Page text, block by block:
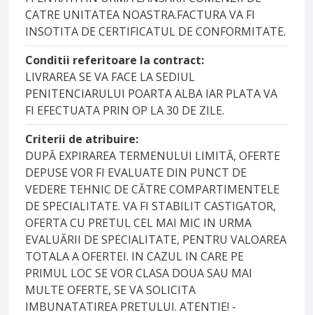
CATRE UNITATEA NOASTRA.FACTURA VA FI
INSOTITA DE CERTIFICATUL DE CONFORMITATE.
Conditii referitoare la contract:
LIVRAREA SE VA FACE LA SEDIUL
PENITENCIARULUI POARTA ALBA IAR PLATA VA
FI EFECTUATA PRIN OP LA 30 DE ZILE.
Criterii de atribuire:
DUPĂ EXPIRAREA TERMENULUI LIMITĂ, OFERTE
DEPUSE VOR FI EVALUATE DIN PUNCT DE
VEDERE TEHNIC DE CĂTRE COMPARTIMENTELE
DE SPECIALITATE. VA FI STABILIT CASTIGATOR,
OFERTA CU PRETUL CEL MAI MIC IN URMA
EVALUĂRII DE SPECIALITATE, PENTRU VALOAREA
TOTALA A OFERTEI. IN CAZUL IN CARE PE
PRIMUL LOC SE VOR CLASA DOUA SAU MAI
MULTE OFERTE, SE VA SOLICITA
IMBUNATATIREA PRETULUI. ATENTIE! -